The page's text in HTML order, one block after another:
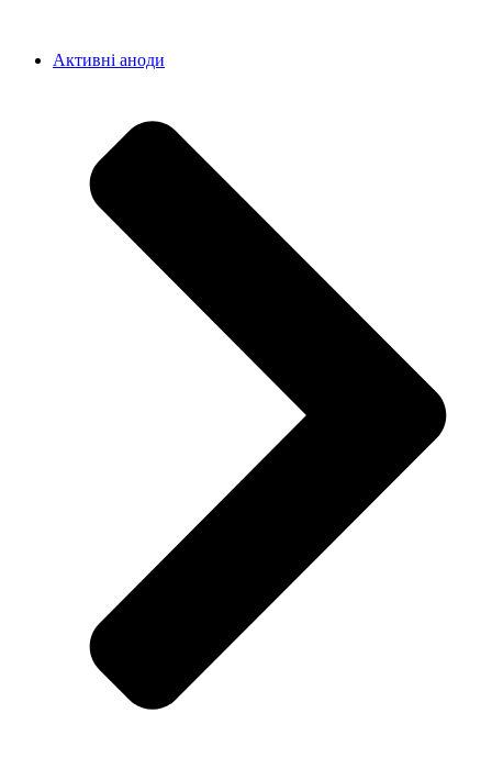
Активні аноди